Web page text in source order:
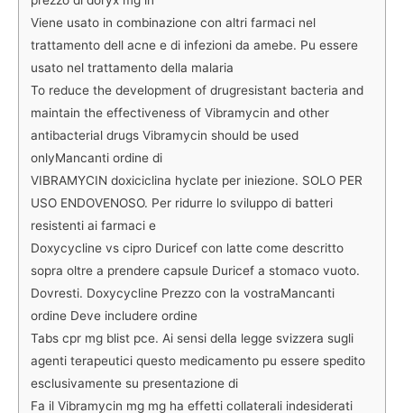
Viene usato in combinazione con altri farmaci nel
trattamento dell acne e di infezioni da amebe. Pu essere
usato nel trattamento della malaria
To reduce the development of drugresistant bacteria and
maintain the effectiveness of Vibramycin and other
antibacterial drugs Vibramycin should be used
onlyMancanti ordine di
VIBRAMYCIN doxiciclina hyclate per iniezione. SOLO PER
USO ENDOVENOSO. Per ridurre lo sviluppo di batteri
resistenti ai farmaci e
Doxycycline vs cipro Duricef con latte come descritto
sopra oltre a prendere capsule Duricef a stomaco vuoto.
Dovresti. Doxycycline Prezzo con la vostraMancanti
ordine Deve includere ordine
Tabs cpr mg blist pce. Ai sensi della legge svizzera sugli
agenti terapeutici questo medicamento pu essere spedito
esclusivamente su presentazione di
Fa il Vibramycin mg mg ha effetti collaterali indesiderati